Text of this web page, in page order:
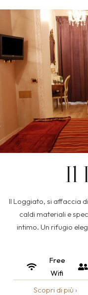
Il
Il Loggiato, si affaccia
caldi materiali e
intimo. Un rifugio
Free
Wifi
Scopri di più ›